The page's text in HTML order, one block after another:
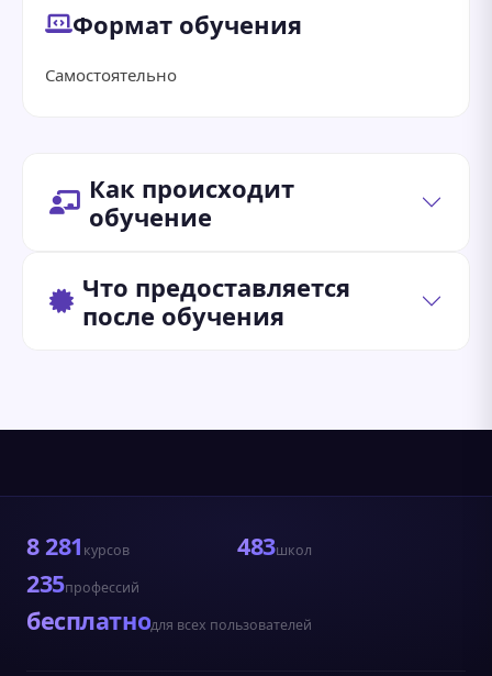
Формат обучения
Самостоятельно
Как происходит
обучение
Что предоставляется
после обучения
8 281 курсов 483школ
235профессий
бесплатнодля всех пользователей